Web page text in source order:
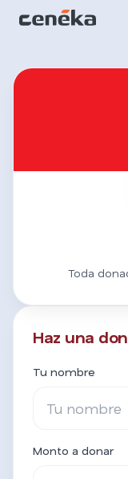
Toda
Haz una
Tu nombre
Monto a donar